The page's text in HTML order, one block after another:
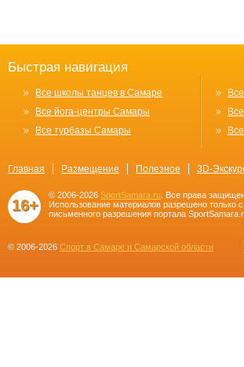
Быстрая навигация
Все школы танцев в Самаре
Все йога-центры Самары
Все турбазы Самары
Главная Размещение Полезное 3D-
16+
© 2006-2026 SportSamara.ru . Все права
Использование материалов разрешено только с
письменного разрешения портала
© 2006-2026 Спорт в Самаре и Самарской области